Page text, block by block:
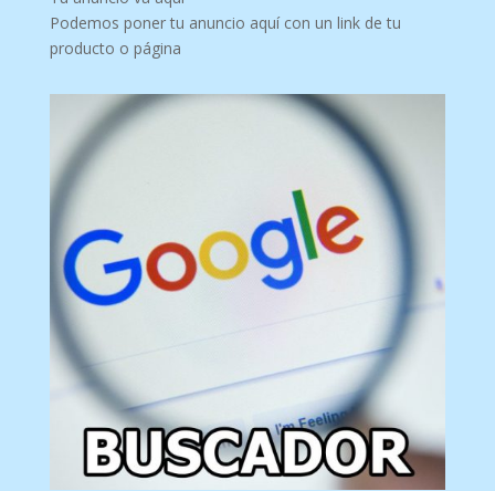
Podemos poner tu anuncio aquí con un link de tu
producto o página